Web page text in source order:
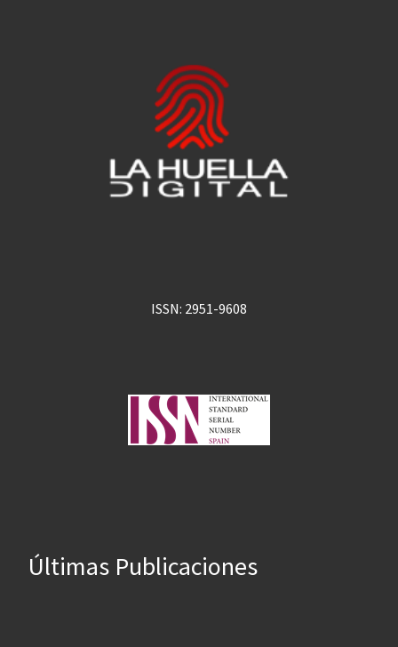
ISSN: 2951-9608
Últimas Publicaciones